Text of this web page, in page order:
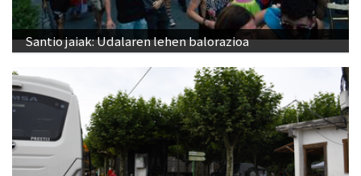
Santio jaiak: Udalaren lehen balorazioa